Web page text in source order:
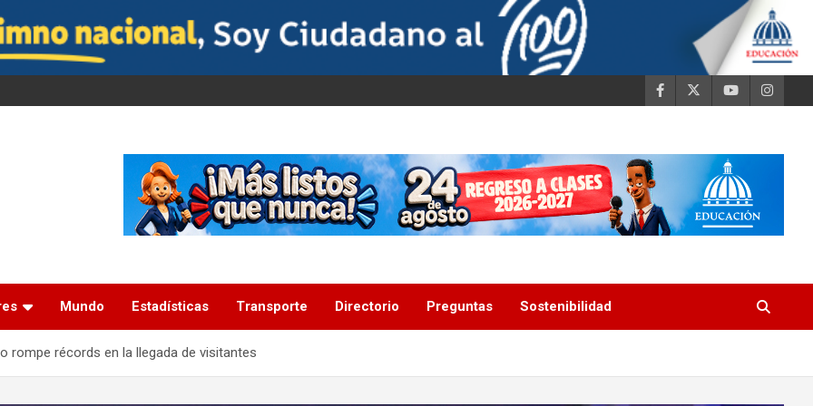
Mundo Estadísticas Transporte Directorio Preguntas Sostenibilidad
rompe récords en la llegada de visitantes